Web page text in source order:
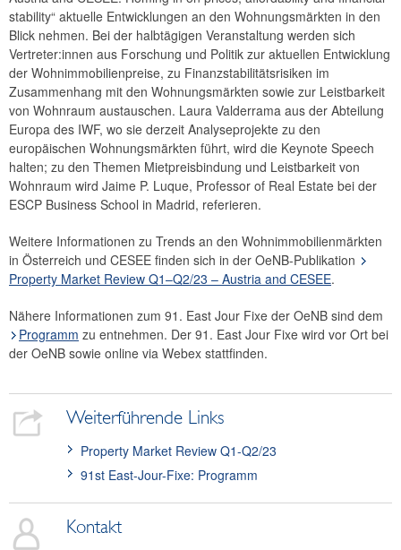
stability“ aktuelle Entwicklungen an den Wohnungsmärkten in den
Blick nehmen. Bei der halbtägigen Veranstaltung werden sich
Vertreter:innen aus Forschung und Politik zur aktuellen Entwicklung
der Wohnimmobilienpreise, zu Finanzstabilitätsrisiken im
Zusammenhang mit den Wohnungsmärkten sowie zur Leistbarkeit
von Wohnraum austauschen. Laura Valderrama aus der Abteilung
Europa des IWF, wo sie derzeit Analyseprojekte zu den
europäischen Wohnungsmärkten führt, wird die Keynote Speech
halten; zu den Themen Mietpreisbindung und Leistbarkeit von
Wohnraum wird Jaime P. Luque, Professor of Real Estate bei der
ESCP Business School in Madrid, referieren.
Weitere Informationen zu Trends an den Wohnimmobilienmärkten
in Österreich und CESEE finden sich in der OeNB-Publikation
Property Market Review Q1–Q2/23 – Austria and CESEE.
Nähere Informationen zum 91. East Jour Fixe der OeNB sind dem
Programm zu entnehmen. Der 91. East Jour Fixe wird vor Ort bei
der OeNB sowie online via Webex stattfinden.
Weiterführende Links
Property Market Review Q1-Q2/23
91st East-Jour-Fixe: Programm
Kontakt